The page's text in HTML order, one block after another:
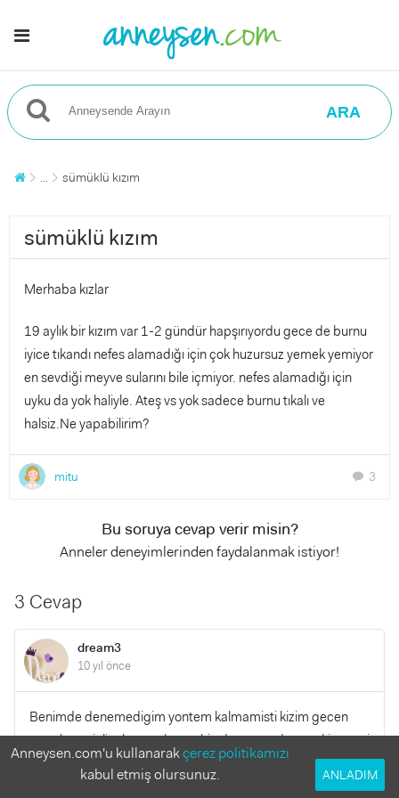
ARA
... sümüklü kızım
sümüklü kızım
Merhaba kızlar
19 aylık bir kızım var 1-2 gündür hapşırıyordu gece de burnu
iyice tıkandı nefes alamadığı için çok huzursuz yemek yemiyor
en sevdiği meyve sularını bile içmiyor. nefes alamadığı için
uyku da yok haliyle. Ateş vs yok sadece burnu tıkalı ve
halsiz.Ne yapabilirim?
mitu chat 3
Bu soruya cevap verir misin?
Anneler deneyimlerinden faydalanmak istiyor!
3 Cevap
dream3
10 yıl önce
Benimde denemedigim yontem kalmamisti kizim gecen
sene bronsiolit olmustu burnu hic durmuyordu evet kiyameti
kopariyorlar hic hoslarina gitmiyor ama aninda burnunu
butun sumuklerden arindiriyor nefes almasini sagliyor.ben
Anneysen.com'u kullanarakçerez politikamızı
kabul etmiş olursunuz.
ANLADIM